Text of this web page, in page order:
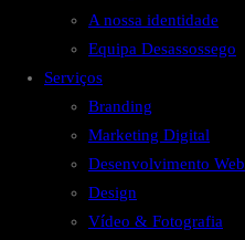
A nossa identidade
Equipa Desassossego
Serviços
Branding
Marketing Digital
Desenvolvimento Web
Design
Vídeo & Fotografia